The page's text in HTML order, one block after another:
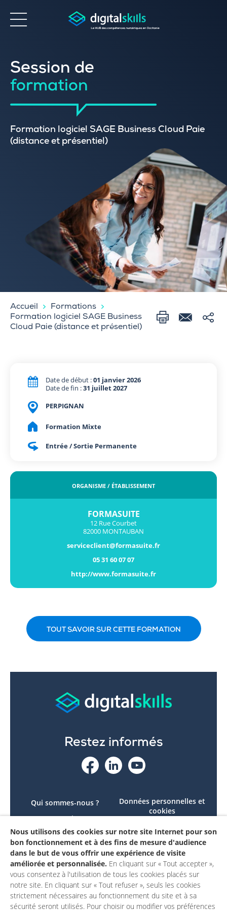
Accessibilité
Session de
formation
Formation logiciel SAGE Business Cloud Paie
(distance et présentiel)
Accueil
Formations
Formation logiciel SAGE Business
Cloud Paie (distance et présentiel)
Date de début :01 janvier 2026
Date de fin :31 juillet 2027
PERPIGNAN
Formation Mixte
Entrée / Sortie Permanente
ORGANISME / ÉTABLISSEMENT
FORMASUITE
12 Rue Courbet
82000 MONTAUBAN
serviceclient@formasuite.fr
05 31 60 07 07
http://www.formasuite.fr
TOUT SAVOIR SUR CETTE FORMATION
Restez informés
Qui sommes-nous ?
Le projet
Contactez-nous
Mon compte
Données personnelles et
cookies
conforme
Mentions légales
Nous utilisons des cookies sur notre site Internet pour son
bon fonctionnement et à des fins de mesure d'audience
dans le but de vous offrir une expérience de visite
améliorée et personnalisée. En cliquant sur « Tout accepter »,
vous consentez à l'utilisation de tous les cookies placés sur
notre site. En cliquant sur « Tout refuser », seuls les cookies
strictement nécessaires au fonctionnement du site et à sa
sécurité seront utilisés. Pour choisir ou modifier vos préférences